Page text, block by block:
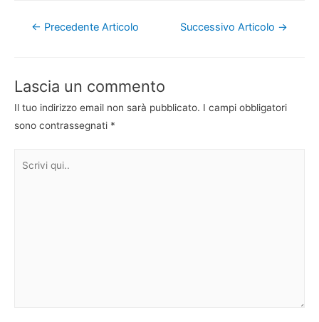
Navigazione
← Precedente Articolo Successivo Articolo →
Lascia un commento
Il tuo indirizzo email non sarà pubblicato. I campi obbligatori
sono contrassegnati *